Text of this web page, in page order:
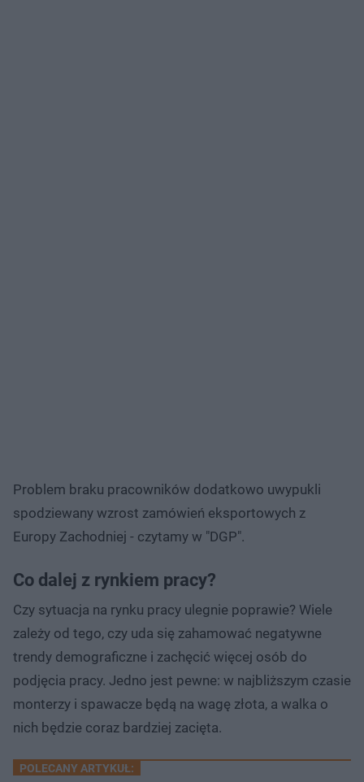
Problem braku pracowników dodatkowo uwypukli
spodziewany wzrost zamówień eksportowych z
Europy Zachodniej - czytamy w "DGP".
Co dalej z rynkiem pracy?
Czy sytuacja na rynku pracy ulegnie poprawie? Wiele
zależy od tego, czy uda się zahamować negatywne
trendy demograficzne i zachęcić więcej osób do
podjęcia pracy. Jedno jest pewne: w najbliższym czasie
monterzy i spawacze będą na wagę złota, a walka o
nich będzie coraz bardziej zacięta.
POLECANY ARTYKUŁ: